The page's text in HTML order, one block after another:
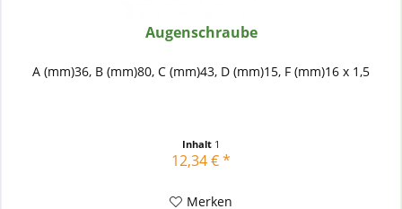
Augenschraube
A (mm)36, B (mm)80, C (mm)43, D (mm)15, F (mm)16 x 1,5
Inhalt 1
12,34 € *
Merken